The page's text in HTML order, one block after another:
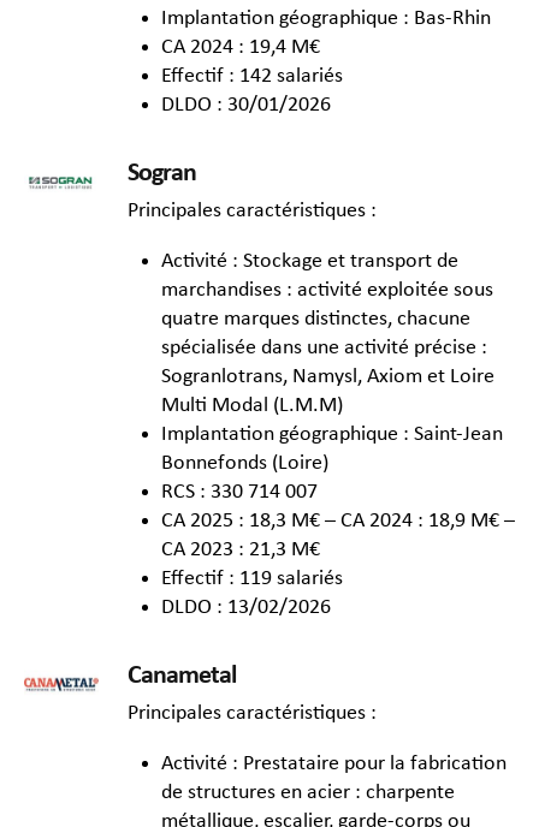
Implantation géographique : Bas-Rhin
CA 2024 : 19,4 M€
Effectif : 142 salariés
DLDO : 30/01/2026
Sogran
Principales caractéristiques :
Activité : Stockage et transport de
marchandises : activité exploitée sous
quatre marques distinctes, chacune
spécialisée dans une activité précise :
Sogranlotrans, Namysl, Axiom et Loire
Multi Modal (L.M.M)
Implantation géographique : Saint-Jean
Bonnefonds (Loire)
RCS : 330 714 007
CA 2025 : 18,3 M€ – CA 2024 : 18,9 M€ –
CA 2023 : 21,3 M€
Effectif : 119 salariés
DLDO : 13/02/2026
Canametal
Principales caractéristiques :
Activité : Prestataire pour la fabrication
de structures en acier : charpente
métallique, escalier, garde-corps ou